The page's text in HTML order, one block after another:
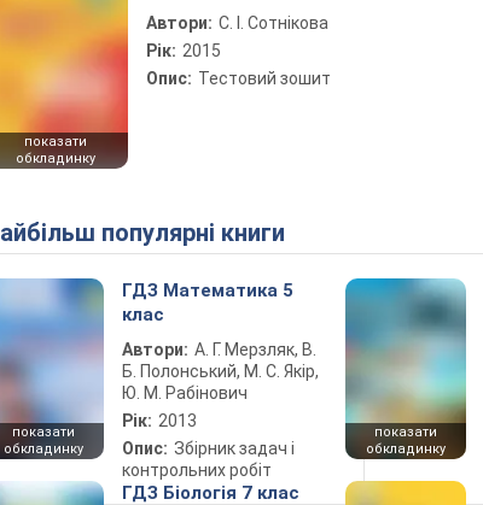
показати
обкладинку
Автори: С. І. Сотнікова
Рік: 2015
Опис: Тестовий зошит
Найбільш популярні книги
показати
обкладинку
ГДЗ Математика 5
клас
Автори: А. Г. Мерзляк, В.
Б. Полонський, М. С. Якір,
Ю. М. Рабінович
Рік: 2013
Опис: Збірник задач і
контрольних робіт
показати
обкладинку
ГДЗ Біологія 7 клас